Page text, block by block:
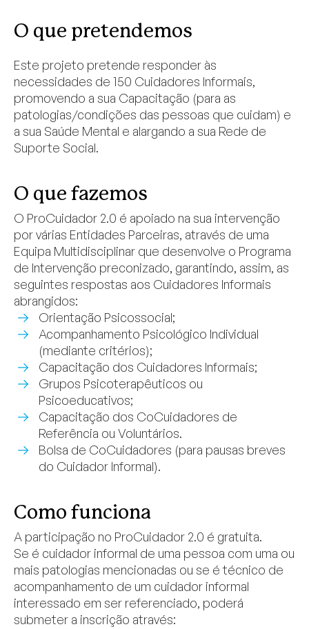
O que pretendemos
Este projeto pretende responder às
necessidades de 150 Cuidadores Informais,
promovendo a sua Capacitação (para as
patologias/condições das pessoas que cuidam) e
a sua Saúde Mental e alargando a sua Rede de
Suporte Social.
O que fazemos
O ProCuidador 2.0 é apoiado na sua intervenção
por várias Entidades Parceiras, através de uma
Equipa Multidisciplinar que desenvolve o Programa
de Intervenção preconizado, garantindo, assim, as
seguintes respostas aos Cuidadores Informais
abrangidos:
Orientação Psicossocial;
Acompanhamento Psicológico Individual
(mediante critérios);
Capacitação dos Cuidadores Informais;
Grupos Psicoterapêuticos ou
Psicoeducativos;
Capacitação dos CoCuidadores de
Referência ou Voluntários.
Bolsa de CoCuidadores (para pausas breves
do Cuidador Informal).
Como funciona
A participação no ProCuidador 2.0 é gratuita.
Se é cuidador informal de uma pessoa com uma ou
mais patologias mencionadas ou se é técnico de
acompanhamento de um cuidador informal
interessado em ser referenciado, poderá
submeter a inscrição através: